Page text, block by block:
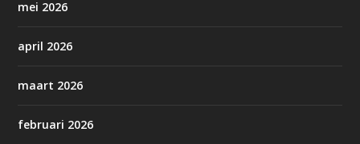
mei 2026
april 2026
maart 2026
februari 2026